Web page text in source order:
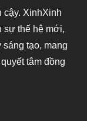
cậy. XinhXinh
sự thế hệ mới,
tạo, mang
tâm đồng